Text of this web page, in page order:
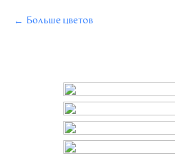
Больше цветов